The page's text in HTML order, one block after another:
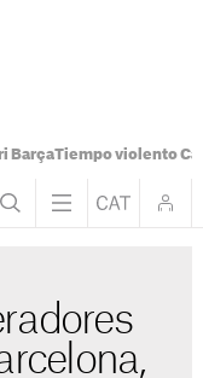
BarçaTiempo violento